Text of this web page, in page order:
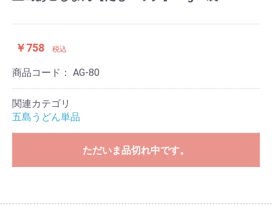
￥758 税込
商品コード： AG-80
関連カテゴリ
五島うどん単品
ただいま品切れ中です。